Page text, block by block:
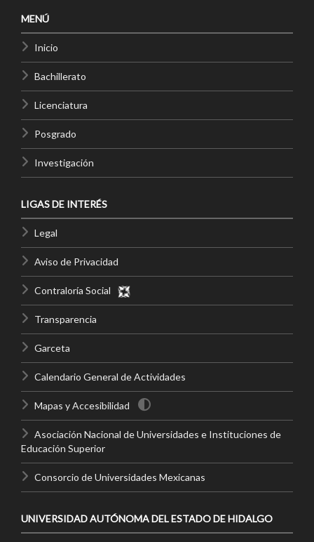
MENÚ
Inicio
Bachillerato
Licenciatura
Posgrado
Investigación
LIGAS DE INTERÉS
Legal
Aviso de Privacidad
Contraloría Social
Transparencia
Garceta
Calendario General de Actividades
Mapas y Accesibilidad
Asociación Nacional de Universidades e Instituciones de
Educación Superior
Consorcio de Universidades Mexicanas
UNIVERSIDAD AUTÓNOMA DEL ESTADO DE HIDALGO